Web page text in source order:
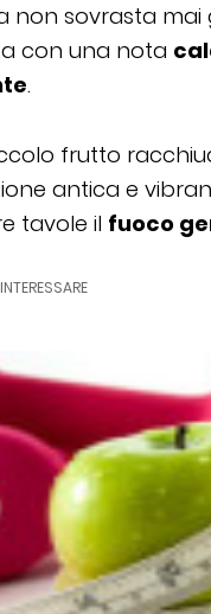
non sovrasta mai
con una nota
.
frutto
antica e
tavole il fuoco